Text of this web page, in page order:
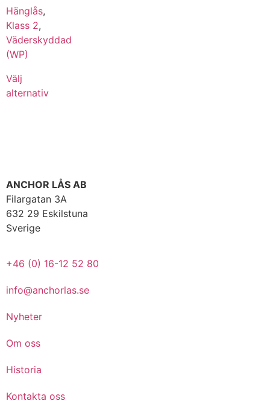
Hänglås,
Klass 2,
Väderskyddad
(WP)
Välj
alternativ
ANCHOR LÅS AB
Filargatan 3A
632 29 Eskilstuna
Sverige
+46 (0) 16-12 52 80
info@anchorlas.se
Nyheter
Om oss
Historia
Kontakta oss